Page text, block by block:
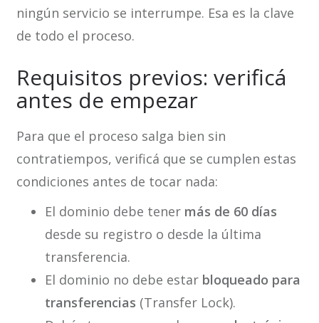
ningún servicio se interrumpe. Esa es la clave
de todo el proceso.
Requisitos previos: verificá
antes de empezar
Para que el proceso salga bien sin
contratiempos, verificá que se cumplen estas
condiciones antes de tocar nada:
El dominio debe tener más de 60 días
desde su registro o desde la última
transferencia.
El dominio no debe estar bloqueado para
transferencias (Transfer Lock).